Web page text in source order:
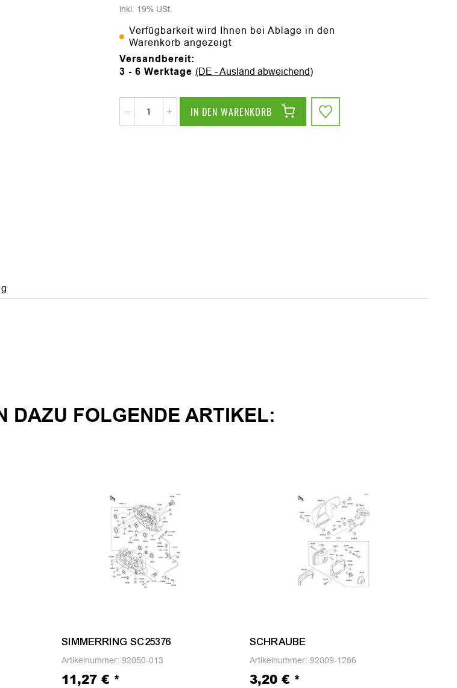
inkl. 19% USt.
Verfügbarkeit wird Ihnen bei Ablage in den
Warenkorb angezeigt
Versandbereit:
3 - 6 Werktage (DE - Ausland abweichend)
IN DEN WARENKORB
DAZU FOLGENDE ARTIKEL:
SIMMERRING SC25376
Artikelnummer: 92050-013
11,27 € *
SCHRAUBE
Artikelnummer: 92009-1286
3,20 € *